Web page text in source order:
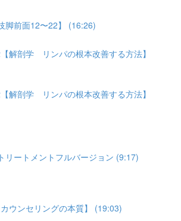
脚前面12〜22】 (16:26)
解剖学 リンパの根本改善する方法】
解剖学 リンパの根本改善する方法】
リートメントフルバージョン (9:17)
ウンセリングの本質】 (19:03)